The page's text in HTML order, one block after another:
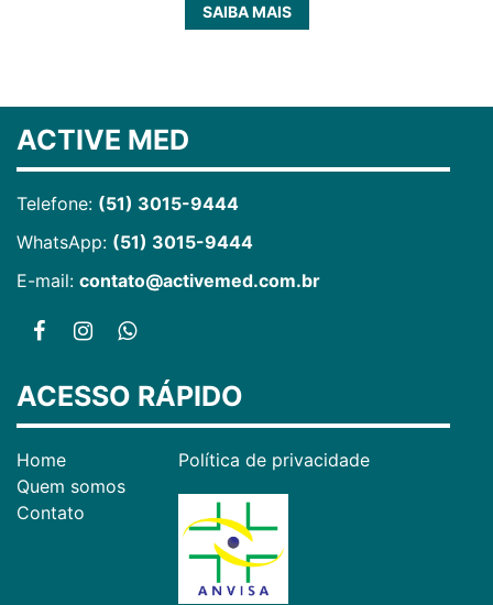
SAIBA MAIS
ACTIVE MED
Telefone: (51) 3015-9444
WhatsApp: (51) 3015-9444
E-mail: contato@activemed.com.br
ACESSO RÁPIDO
Home
Quem somos
Contato
Política de privacidade